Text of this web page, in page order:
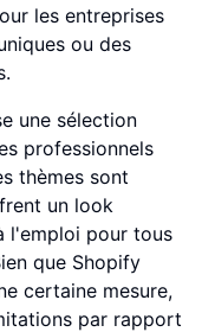
les entreprises
ou des
une sélection
professionnels
thèmes sont
un look
l'emploi pour tous
que Shopify
certaine mesure,
par rapport